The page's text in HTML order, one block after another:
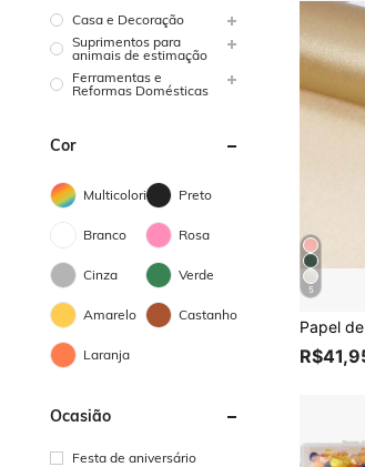
Casa e Decoração
Suprimentos para
animais de estimação
Ferramentas e
Reformas Domésticas
Cor
Multicolorido Preto
Branco Rosa
Cinza Verde
Amarelo Castanho
Laranja
Ocasião
Festa de aniversário
5